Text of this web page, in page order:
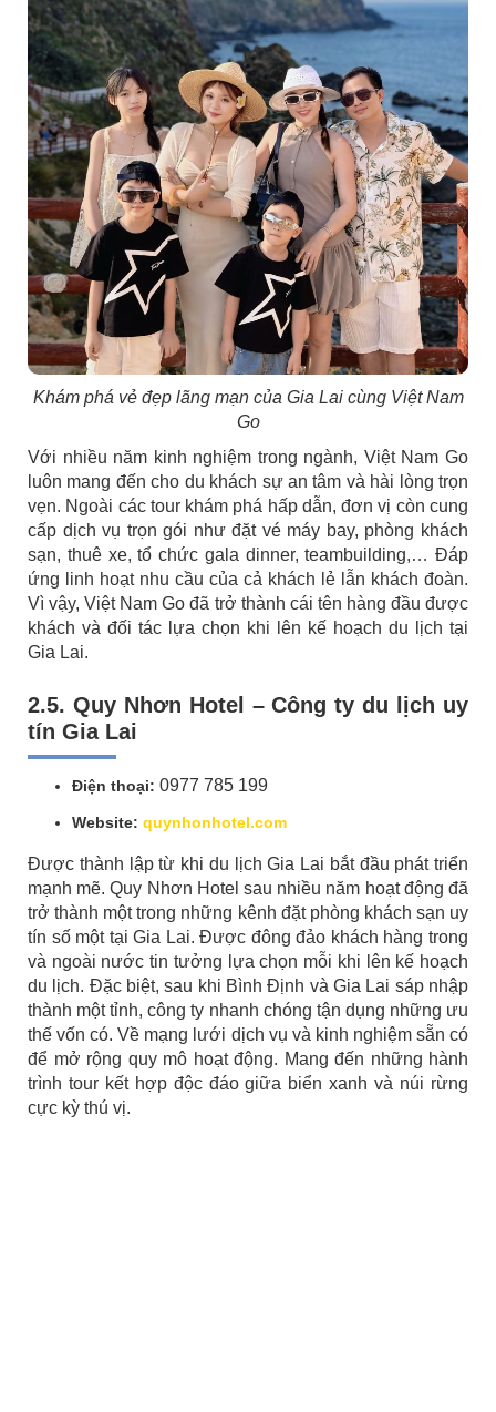
Khám phá vẻ đẹp lãng mạn của Gia Lai cùng Việt Nam
Go
Với nhiều năm kinh nghiệm trong ngành, Việt Nam Go
luôn mang đến cho du khách sự an tâm và hài lòng trọn
vẹn. Ngoài các tour khám phá hấp dẫn, đơn vị còn cung
cấp dịch vụ trọn gói như đặt vé máy bay, phòng khách
sạn, thuê xe, tổ chức gala dinner, teambuilding,… Đáp
ứng linh hoạt nhu cầu của cả khách lẻ lẫn khách đoàn.
Vì vậy, Việt Nam Go đã trở thành cái tên hàng đầu được
khách và đối tác lựa chọn khi lên kế hoạch du lịch tại
Gia Lai.
2.5. Quy Nhơn Hotel – Công ty du lịch uy
tín Gia Lai
Điện thoại: ‭0977 785 199
Website: quynhonhotel.com
Được thành lập từ khi du lịch Gia Lai bắt đầu phát triển
mạnh mẽ. Quy Nhơn Hotel sau nhiều năm hoạt động đã
trở thành một trong những kênh đặt phòng khách sạn uy
tín số một tại Gia Lai. Được đông đảo khách hàng trong
và ngoài nước tin tưởng lựa chọn mỗi khi lên kế hoạch
du lịch. Đặc biệt, sau khi Bình Định và Gia Lai sáp nhập
thành một tỉnh, công ty nhanh chóng tận dụng những ưu
thế vốn có. Về mạng lưới dịch vụ và kinh nghiệm sẵn có
để mở rộng quy mô hoạt động. Mang đến những hành
trình tour kết hợp độc đáo giữa biển xanh và núi rừng
cực kỳ thú vị.